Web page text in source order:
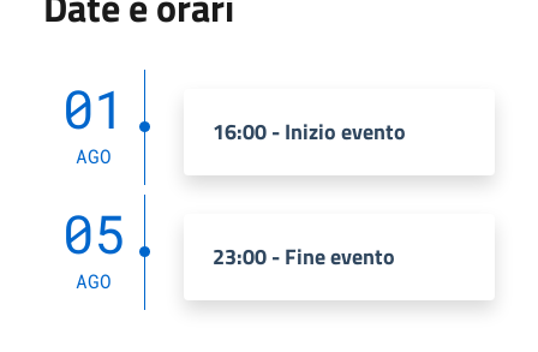
01
AGO
16:00 - Inizio evento
05
AGO
23:00 - Fine evento